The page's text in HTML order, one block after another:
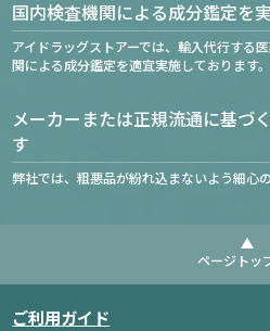
国内検査機関による成分鑑定を
アイドラッグストアーでは、輸入代行する
関による成分鑑定を適宜実施しております。
メーカーまたは正規流通に基づ
す
弊社では、粗悪品が紛れ込まないよう細心
ページトッ
ご利用ガイド